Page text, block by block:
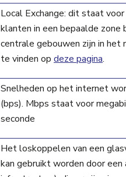
Local Exchange: dit staat
klanten in een bepaalde zone
centrale gebouwen zijn in het
te vinden op deze pagina.
Snelheden op het internet
(bps). Mbps staat voor
seconde
Het loskoppelen van een
kan gebruikt worden door een